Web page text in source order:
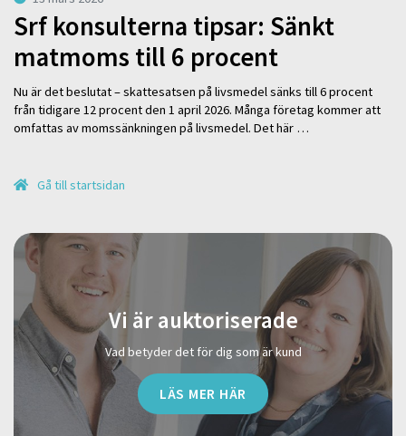
Srf konsulterna tipsar: Sänkt
matmoms till 6 procent
Nu är det beslutat – skattesatsen på livsmedel sänks till 6 procent
från tidigare 12 procent den 1 april 2026. Många företag kommer att
omfattas av momssänkningen på livsmedel. Det här …
Gå till startsidan
Vi är auktoriserade
Vad betyder det för dig som är kund
LÄS MER HÄR